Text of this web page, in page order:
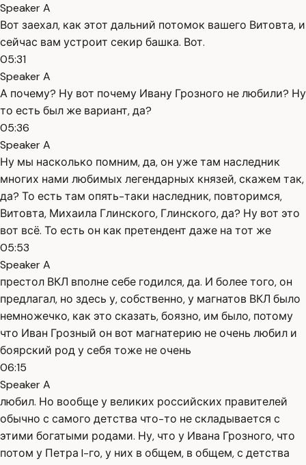
Speaker A
Вот заехал, как этот дальний потомок вашего Витовта, и
сейчас вам устроит секир башка. Вот.
05:31
Speaker A
А почему? Ну вот почему Ивану Грозного не любили? Ну
то есть был же вариант, да?
05:36
Speaker A
Ну мы насколько помним, да, он уже там наследник
многих нами любимых легендарных князей, скажем так,
да? То есть там опять-таки наследник, повторимся,
Витовта, Михаила Глинского, Глинского, да? Ну вот это
вот всё. То есть он как претендент даже на тот же
05:53
Speaker A
престол ВКЛ вполне себе годился, да. И более того, он
предлагал, но здесь у, собственно, у магнатов ВКЛ было
немножечко, как это сказать, боязно, им было, потому
что Иван Грозный он вот магнатерию не очень любил и
боярский род у себя тоже не очень
06:15
Speaker A
любил. Но вообще у великих российских правителей
обычно с самого детства что-то не складывается с
этими богатыми родами. Ну, что у Ивана Грозного, что
потом у Петра I-го, у них в общем, в общем, с детства